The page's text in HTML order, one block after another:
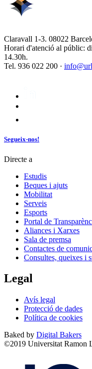
Claravall 1-3. 08022
Horari d'atenció al públic:
14.30h.
Tel. 936 022 200 ·
Segueix-nos!
Directe a
Estudis
Beques i ajuts
Mobilitat
Serveis
Esports
Portal de
Aliances i Xarxes
Sala de premsa
Contactes de
Consultes, queixes i
Legal
Avís legal
Protecció de dades
Política de cookies
Baked by Digital Bakers
©2019 Universitat Ramon